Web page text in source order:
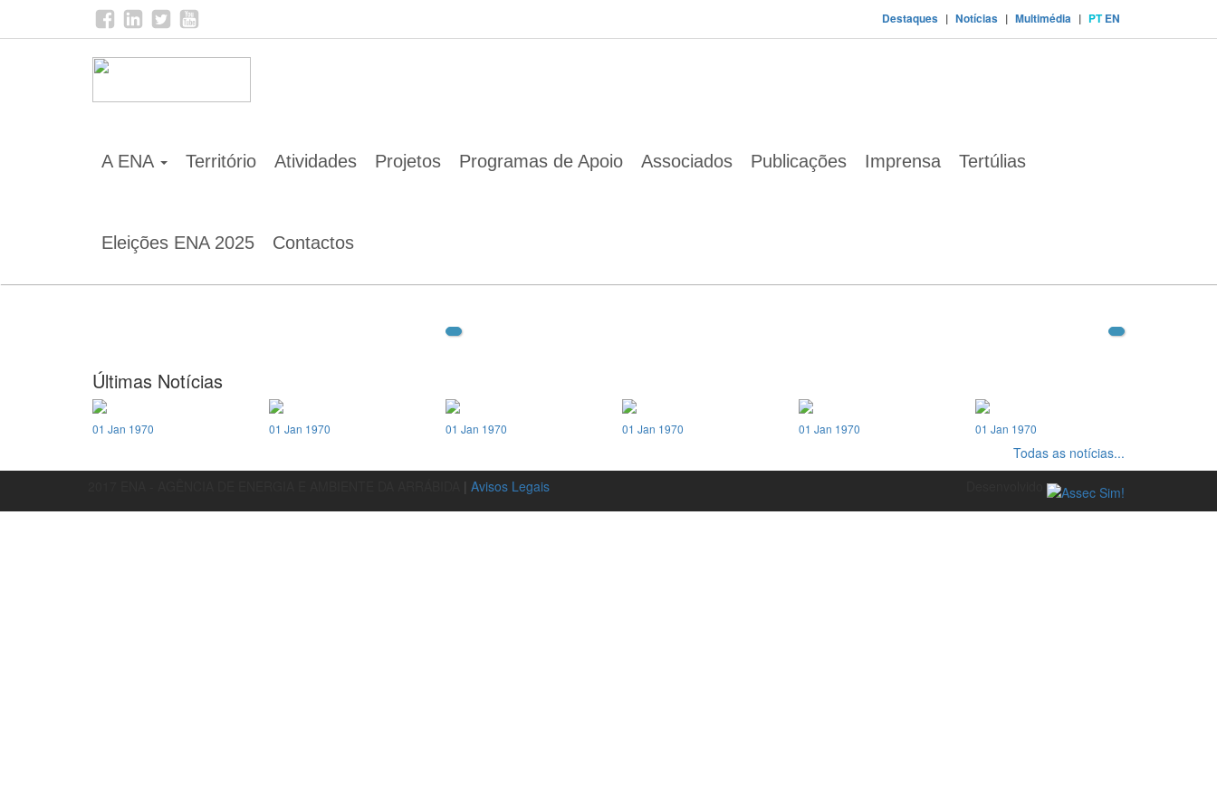
Destaques | Notícias | Multimédia | PT EN
A ENA Território Atividades Projetos Programas de Apoio Associados Publicações Imprensa Tertúlias
Eleições ENA 2025 Contactos
Home
Últimas Notícias
01 Jan 1970 01 Jan 1970 01 Jan 1970 01 Jan 1970 01 Jan 1970 01 Jan 1970
Todas as notícias...
| Avisos Legais